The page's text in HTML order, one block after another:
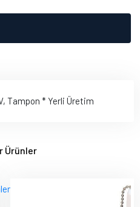
Tampon * Yerli Üretim
Ürünler